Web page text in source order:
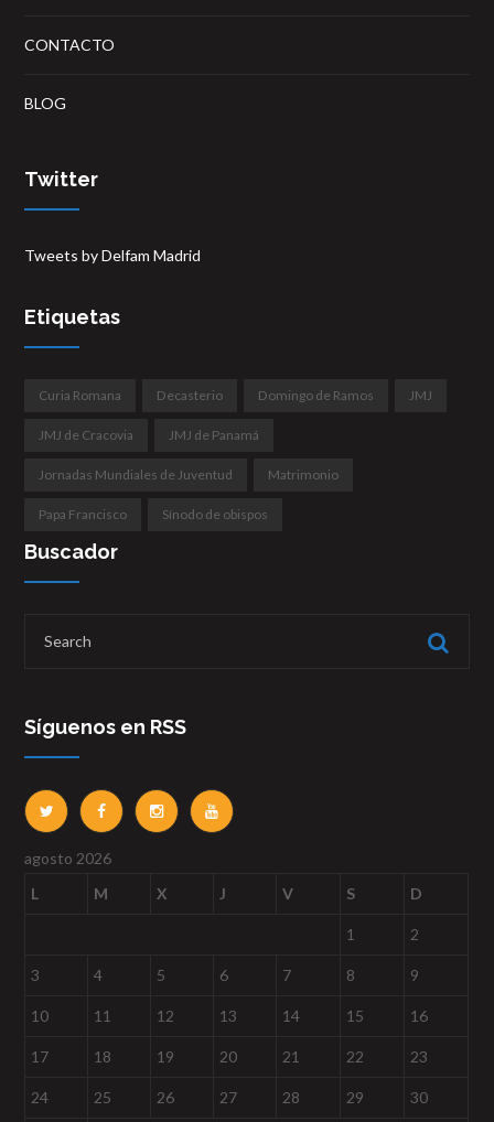
CONTACTO
BLOG
Twitter
Tweets by Delfam Madrid
Etiquetas
Curia Romana Decasterio Domingo de Ramos JMJ
JMJ de Cracovia JMJ de Panamá
Jornadas Mundiales de Juventud Matrimonio
Papa Francisco Sínodo de obispos
Buscador
Síguenos en RSS
agosto 2026
L
M X J V S D
1 2
3 4 5 6 7 8 9
10 11 12 13 14 15 16
17 18 19 20 21 22 23
24 25 26 27 28 29 30